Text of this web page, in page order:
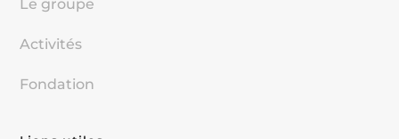
Le groupe
Activités
Fondation